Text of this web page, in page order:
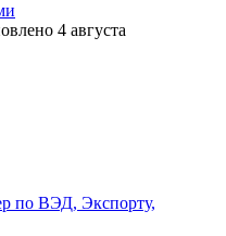
4 августа
по ВЭД, Экспорту,